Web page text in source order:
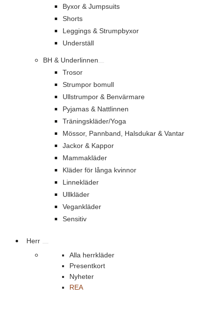
Byxor & Jumpsuits
Shorts
Leggings & Strumpbyxor
Underställ
BH & Underlinnen
Trosor
Strumpor bomull
Ullstrumpor & Benvärmare
Pyjamas & Nattlinnen
Träningskläder/Yoga
Mössor, Pannband, Halsdukar & Vantar
Jackor & Kappor
Mammakläder
Kläder för långa kvinnor
Linnekläder
Ullkläder
Vegankläder
Sensitiv
Herr
Alla herrkläder
Presentkort
Nyheter
REA